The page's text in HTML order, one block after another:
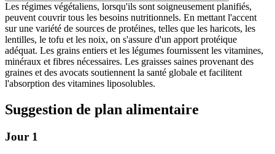
Les régimes végétaliens, lorsqu'ils sont soigneusement planifiés,
peuvent couvrir tous les besoins nutritionnels. En mettant l'accent
sur une variété de sources de protéines, telles que les haricots, les
lentilles, le tofu et les noix, on s'assure d'un apport protéique
adéquat. Les grains entiers et les légumes fournissent les vitamines,
minéraux et fibres nécessaires. Les graisses saines provenant des
graines et des avocats soutiennent la santé globale et facilitent
l'absorption des vitamines liposolubles.
Suggestion de plan alimentaire
Jour 1